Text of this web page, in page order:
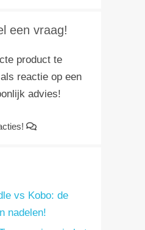
een vraag!
product te
reactie op een
advies!
vs Kobo: de
nadelen!